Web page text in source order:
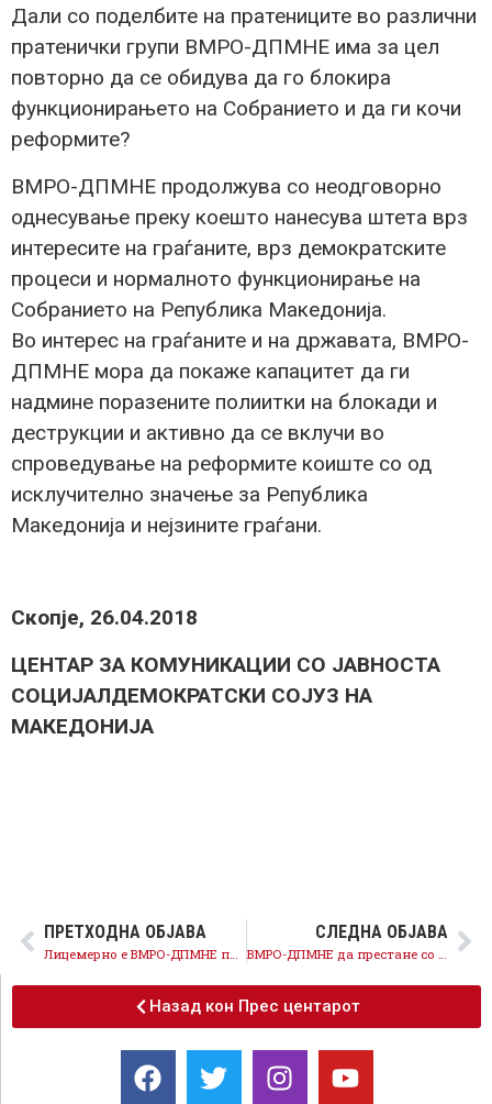
Дали со поделбите на пратениците во различни
пратенички групи ВМРО-ДПМНЕ има за цел
повторно да се обидува да го блокира
функционирањето на Собранието и да ги кочи
реформите?
ВМРО-ДПМНЕ продолжува со неодговорно
однесување преку коешто нанесува штета врз
интересите на граѓаните, врз демократските
процеси и нормалното функционирање на
Собранието на Република Македонија.
Во интерес на граѓаните и на државата, ВМРО-
ДПМНЕ мора да покаже капацитет да ги
надмине поразените полиитки на блокади и
деструкции и активно да се вклучи во
спроведување на реформите коиште со од
исклучително значење за Република
Македонија и нејзините граѓани.
Скопје, 26.04.2018
ЦЕНТАР ЗА КОМУНИКАЦИИ СО ЈАВНОСТА
СОЦИЈАЛДЕМОКРАТСКИ СОЈУЗ НА
МАКЕДОНИЈА
ПРЕТХОДНА ОБЈАВА
Лицемерно е ВМРО-ДПМНЕ партијата којашто ги направи долговите и владееше криминално, да зборува за долг
СЛЕДНА ОБЈАВА
ВМРО-ДПМНЕ да престане со обидите да профитира од трагедии, за судските процеси надлежни се правосудните органи
Назад кон Прес центарот